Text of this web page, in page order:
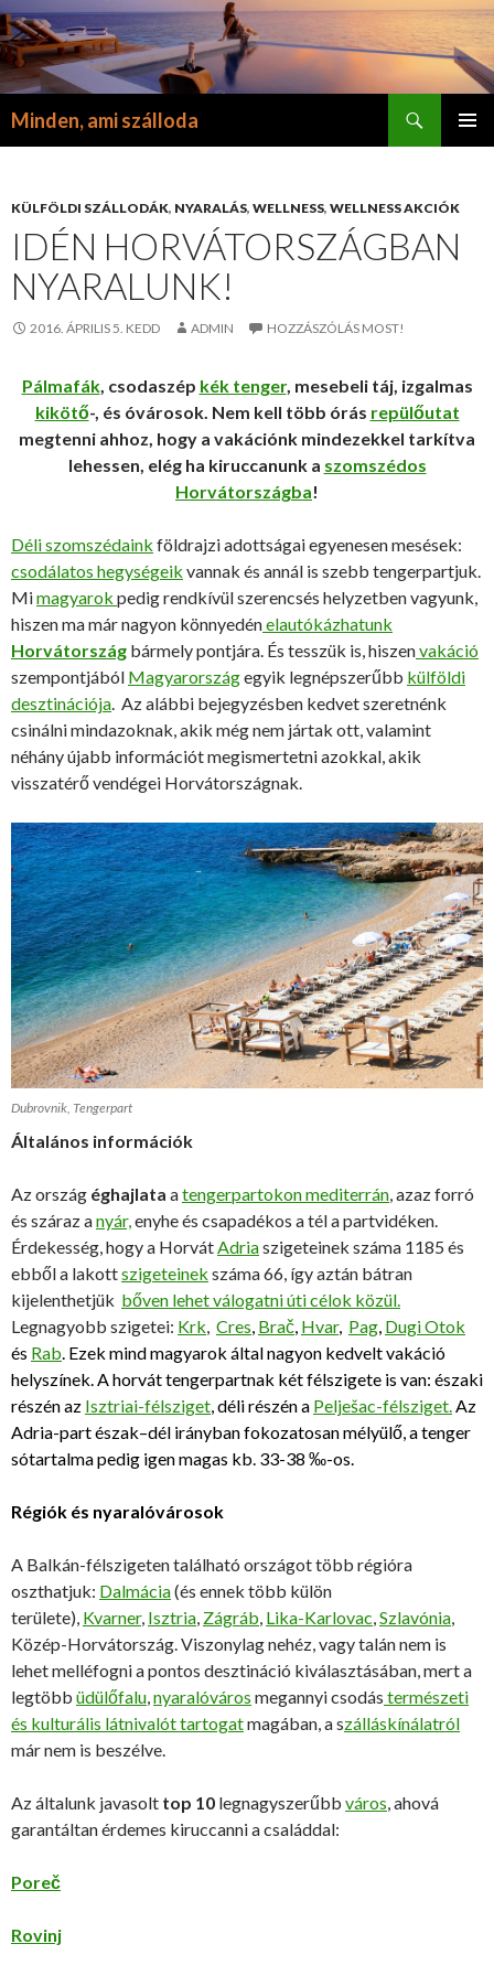
Minden, ami szálloda
KÜLFÖLDI SZÁLLODÁK, NYARALÁS, WELLNESS, WELLNESS AKCIÓK
IDÉN HORVÁTORSZÁGBAN
NYARALUNK!
2016. ÁPRILIS 5. KEDD ADMIN HOZZÁSZÓLÁS MOST!
Pálmafák, csodaszép kék tenger, mesebeli táj, izgalmas
kikötő-, és óvárosok. Nem kell több órás repülőutat
megtenni ahhoz, hogy a vakációnk mindezekkel tarkítva
lehessen, elég ha kiruccanunk a szomszédos
Horvátországba!
Déli szomszédaink földrajzi adottságai egyenesen mesések:
csodálatos hegységeik vannak és annál is szebb tengerpartjuk.
Mimagyarok pedig rendkívül szerencsés helyzetben vagyunk,
hiszen ma már nagyon könnyedénelautókázhatunk
Horvátország bármely pontjára. És tesszük is, hiszenvakáció
szempontjából Magyarországegyik legnépszerűbb külföldi
desztinációja. Az alábbi bejegyzésben kedvet szeretnénk
csinálni mindazoknak, akik még nem jártak ott, valamint
néhány újabb információt megismertetni azokkal, akik
visszatérő vendégei Horvátországnak.
Dubrovnik, Tengerpart
Általános információk
Az ország éghajlata atengerpartokon mediterrán, azaz forró
és száraz anyár,enyhe és csapadékos a tél a partvidéken.
Érdekesség, hogy a HorvátAdriaszigeteinek száma 1185 és
ebből a lakottszigeteinek száma 66, így aztán bátran
kijelenthetjük bőven lehet válogatni úti célok közül.
Legnagyobb szigetei: Krk, Cres, Brač, Hvar, Pag, Dugi Otok
és Rab. Ezek mind magyarok által nagyon kedvelt vakáció
helyszínek. A horvát tengerpartnak két félszigete is van: északi
részén az Isztriai-félsziget, déli részén a Pelješac-félsziget.Az
Adria-part észak–dél irányban fokozatosan mélyülő, a tenger
sótartalma pedig igen magas kb. 33-38 ‰-os.
Régiók és nyaralóvárosok
A Balkán-félszigeten található országot több régióra
oszthatjuk: Dalmácia(és ennek több külön
területe), Kvarner, Isztria, Zágráb, Lika-Karlovac,Szlavónia,
Közép-Horvátország. Viszonylag nehéz, vagy talán nem is
lehet melléfogni a pontos desztináció kiválasztásában, mert a
legtöbb üdülőfalu,nyaralóváros megannyi csodás természeti
és kulturális látnivalót tartogatmagában, a szálláskínálatról
már nem is beszélve.
Az általunk javasolt top 10 legnagyszerűbb város, ahová
garantáltan érdemes kiruccanni a családdal:
Poreč
Rovinj